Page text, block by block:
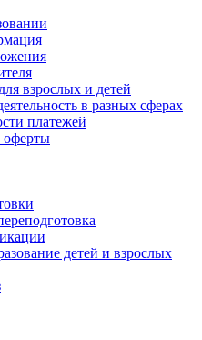
взрослых и детей
в разных сферах
платежей
оферты
детей и взрослых